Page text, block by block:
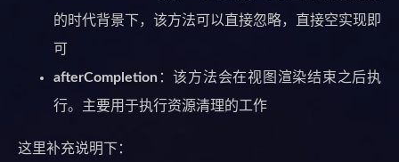
的时代背景下，该方法可以直接忽略，直接空实现即
可
afterCompletion ：该方法会在视图渲染结束之后执
行。主要用于执行资源清理的工作
这里补充说明下：